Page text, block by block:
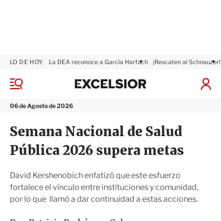
M
n
06 de Agosto de 2026
LO DE HOY: La DEA reconoce a García Harfuch ¡Rescaten al Schnauzer!
I
x
s
i
r
Semana Nacional de Salud
Pública 2026 supera metas
David Kershenobich enfatizó que este esfuerzo
fortalece el vínculo entre instituciones y comunidad,
por lo que llamó a dar continuidad a estas acciones.